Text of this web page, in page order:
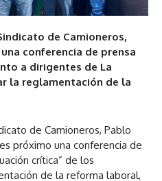
de Camioneros,
conferencia de prensa
a dirigentes de La
la reglamentación de la
de Camioneros, Pablo
próximo una conferencia de
crítica” de los
de la reforma laboral,